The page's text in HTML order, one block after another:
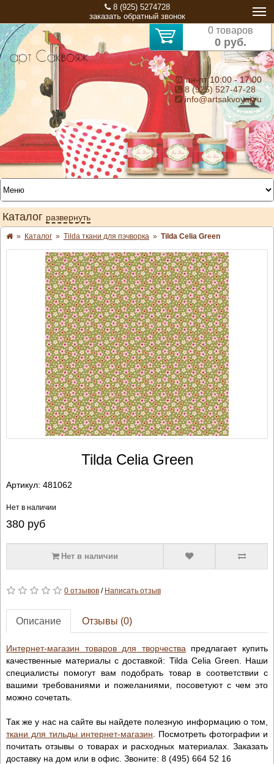
8 (925) 5274728
заказать обратный звонок
0 товаров
0 руб.
⏰ пн-пт 10:00 - 17:00
8 (925) 527-47-28
info@artsakvoyaj.ru
Каталог развернуть
» Каталог » Tilda ткани для пэчворка » Tilda Celia Green
Tilda Celia Green
Артикул: 481062
Нет в наличии
380руб
Нет в наличии
0 отзывов/ Написать отзыв
Описание Отзывы (0)
Интернет-магазин товаров для творчества предлагает купить
качественные материалы с доставкой: Tilda Celia Green. Наши
специалисты помогут вам подобрать товар в соответствии с
вашими требованиями и пожеланиями, посоветуют с чем это
можно сочетать.
Так же у нас на сайте вы найдете полезную информацию о том,
ткани для тильды интернет-магазин . Посмотреть фотографии и
почитать отзывы о товарах и расходных материалах. Заказать
доставку на дом или в офис. Звоните: 8 (495) 664 52 16